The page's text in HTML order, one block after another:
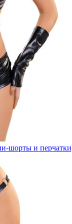
шорты и